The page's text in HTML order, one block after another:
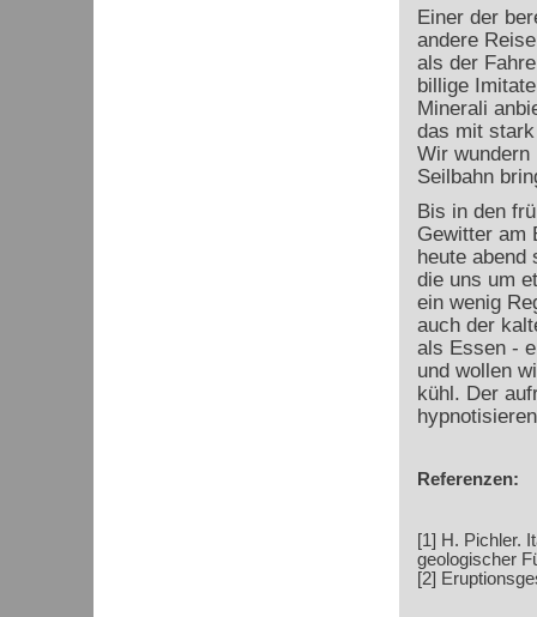
Einer der
andere
als der
billige
Minerali
das mit
Wir wundern
Seilbahn
Bis in den
Gewitter am
heute abend
die uns um
ein wenig
auch der
als Essen -
und wollen
kühl. Der
Referenzen:
[1] H. Pichler.
geologischer
[2]